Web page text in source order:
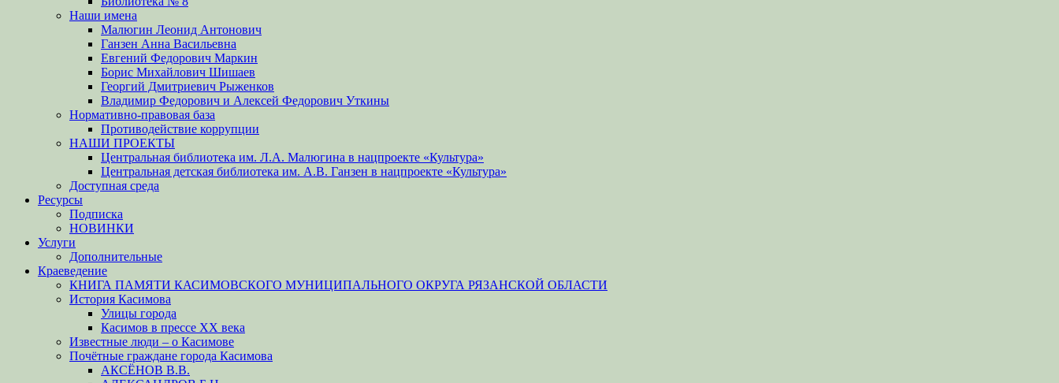
Наши имена
Малюгин Леонид Антонович
Ганзен Анна Васильевна
Евгений Федорович Маркин
Борис Михайлович Шишаев
Георгий Дмитриевич Рыженков
Владимир Федорович и Алексей Федорович Уткины
Нормативно-правовая база
Противодействие коррупции
НАШИ ПРОЕКТЫ
Центральная библиотека им. Л.А. Малюгина в нацпроекте «Культура»
Центральная детская библиотека им. А.В. Ганзен в нацпроекте «Культура»
Доступная среда
Ресурсы
Подписка
НОВИНКИ
Услуги
Дополнительные
Краеведение
КНИГА ПАМЯТИ КАСИМОВСКОГО МУНИЦИПАЛЬНОГО ОКРУГА РЯЗАНСКОЙ ОБЛАСТИ
История Касимова
Улицы города
Касимов в прессе XX века
Известные люди – о Касимове
Почётные граждане города Касимова
АКСЁНОВ В.В.